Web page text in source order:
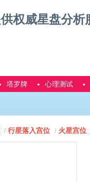
塔罗牌 心理测试
行星落入宫位 火星宫位